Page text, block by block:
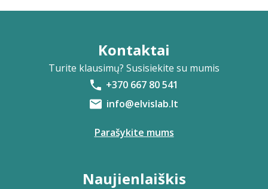
Kontaktai
Turite klausimų? Susisiekite su mumis
+370 667 80 541
info@elvislab.lt
Parašykite mums
Naujienlaiškis